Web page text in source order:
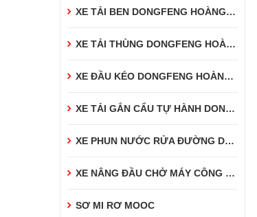
XE TẢI BEN DONGFENG HOÀNG HUY
XE TẢI THÙNG DONGFENG HOÀNG HUY
XE ĐẦU KÉO DONGFENG HOÀNG HUY
XE TẢI GẮN CẨU TỰ HÀNH DONGFENG
XE PHUN NƯỚC RỬA ĐƯỜNG DONGFENG
XE NÂNG ĐẦU CHỞ MÁY CÔNG TRÌNH DONGFENG
SƠ MI RƠ MOOC